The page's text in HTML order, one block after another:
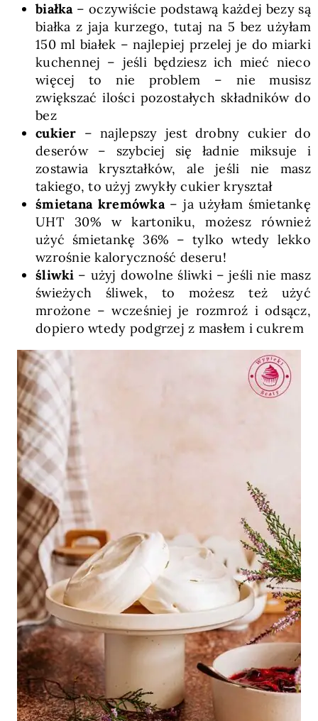
białka– oczywiście podstawą każdej bezy są
białka z jaja kurzego, tutaj na 5 bez użyłam
150 ml białek – najlepiej przelej je do miarki
kuchennej – jeśli będziesz ich mieć nieco
więcej to nie problem – nie musisz
zwiększać ilości pozostałych składników do
bez
cukier – najlepszy jest drobny cukier do
deserów – szybciej się ładnie miksuje i
zostawia kryształków, ale jeśli nie masz
takiego, to użyj zwykły cukier kryształ
śmietana kremówka– ja użyłam śmietankę
UHT 30% w kartoniku, możesz również
użyć śmietankę 36% – tylko wtedy lekko
wzrośnie kaloryczność deseru!
śliwki – użyj dowolne śliwki – jeśli nie masz
świeżych śliwek, to możesz też użyć
mrożone – wcześniej je rozmroź i odsącz,
dopiero wtedy podgrzej z masłem i cukrem